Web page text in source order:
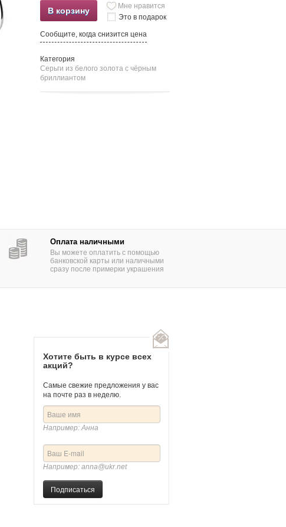
В корзину
Мне нравится
Это в подарок
Сообщите, когда снизится цена
Категория
Серьги из белого золота c чёрным
бриллиантом
Оплата наличными
Вы можете оплатить с помощью
банковской карты или наличными
сразу после примерки украшения
Золотые серьги "Золотая жемчужина"
Артикул
Хотите быть в курсе всех
акций?
Самые свежие предложения у вас
на почте раз в неделю.
Например: Анна
Например: anna@ukr.net
Подписаться